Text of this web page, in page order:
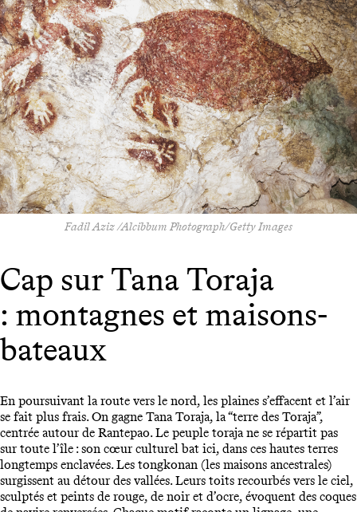
Fadil Aziz /Alcibbum Photograph/Getty Images
Cap sur Tana Toraja
: montagnes et maisons-
bateaux
En poursuivant la route vers le nord, les plaines s’effacent et l’air
se fait plus frais. On gagne Tana Toraja, la “terre des Toraja”,
centrée autour de Rantepao. Le peuple toraja ne se répartit pas
sur toute l’île : son cœur culturel bat ici, dans ces hautes terres
longtemps enclavées. Les tongkonan (les maisons ancestrales)
surgissent au détour des vallées. Leurs toits recourbés vers le ciel,
sculptés et peints de rouge, de noir et d’ocre, évoquent des coques